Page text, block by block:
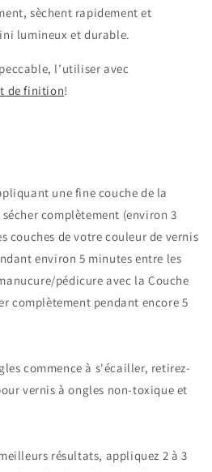
sèchent rapidement et
lumineux et durable.
l’utiliser avec
de finition!
une fine couche de la
complètement (environ 3
couches de votre couleur de vernis
environ 5 minutes entre les
pédicure avec la Couche
complètement pendant encore 5
commence à s'écailler, retirez-
vernis à ongles non-toxique et
résultats, appliquez 2 à 3